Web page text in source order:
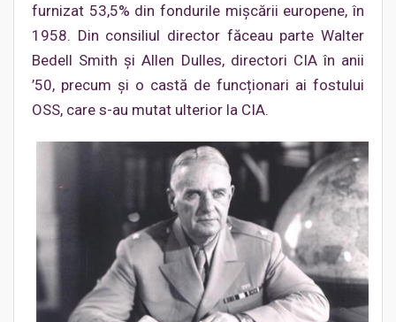
furnizat 53,5% din fondurile mișcării europene, în
1958. Din consiliul director făceau parte Walter
Bedell Smith și Allen Dulles, directori CIA în anii
’50, precum și o castă de funcționari ai fostului
OSS, care s-au mutat ulterior la CIA.